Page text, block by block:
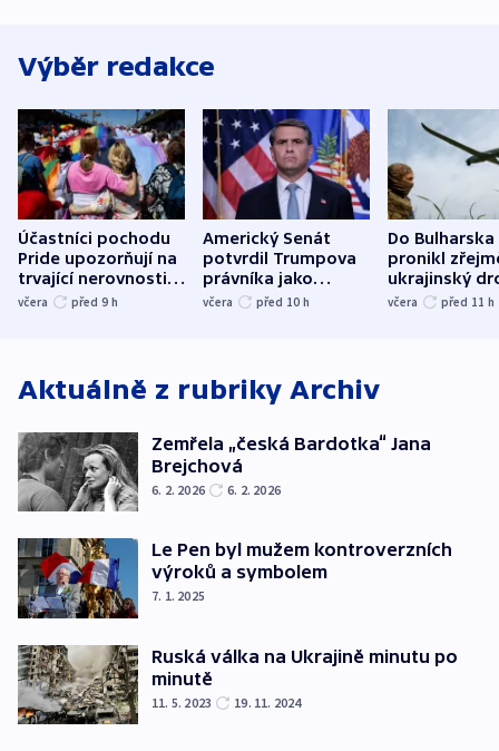
Výběr redakce
Účastníci pochodu
Pride upozorňují na
trvající nerovnosti i
společenskou
včera před 9 h
Americký Senát
potvrdil Trumpova
právníka jako
ministra
včera před 10 h
Do Bulharska
pronikl
ukrajinský
explodoval
včera před 11 h
Aktuálně z rubriky Archiv
Zemřela „česká Bardotka“ Jana
Brejchová
6. 2. 2026 6. 2. 2026
Le Pen byl mužem kontroverzních
výroků a symbolem
7. 1. 2025
Ruská válka na Ukrajině minutu po
minutě
11. 5. 2023 19. 11. 2024